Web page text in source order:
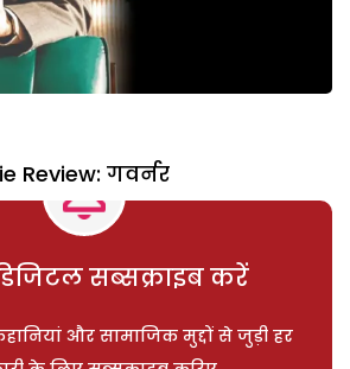
Review: गवर्नर
सब्सक्राइब करें
और सामाजिक मुद्दों से जुड़ी हर